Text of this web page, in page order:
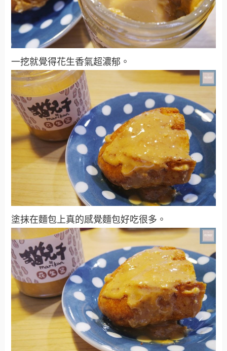
一挖就覺得花生香氣超濃郁。
塗抹在麵包上真的感覺麵包好吃很多。